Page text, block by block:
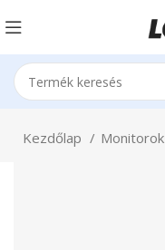
Kezdőlap Monitorok